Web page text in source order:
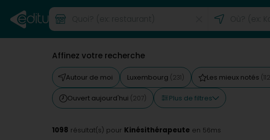
Affinez votre recherche
Autour de moi Luxembourg (231) Les mieux notés
Ouvert aujourd'hui (207) Plus de filtres
1098 résultat(s) pour Kinésithérapeute en 56ms